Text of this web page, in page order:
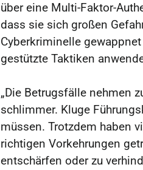
über eine Multi-Faktor-
dass sie sich großen
Cyberkriminelle
gestützte Taktiken
„Die Betrugsfälle nehmen
schlimmer. Kluge
müssen. Trotzdem haben
richtigen Vorkehrungen
entschärfen oder zu